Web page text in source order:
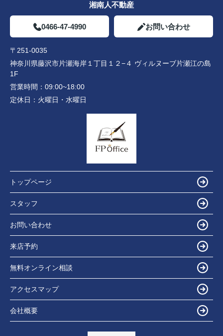
湘南人不動産
0466-47-4990 お問い合わせ
〒251-0035
神奈川県藤沢市片瀬海岸１丁目１２−４ ヴィルヌーブ片瀬江の島
1F
営業時間： 09:00~18:00
定休日： 火曜日・水曜日
トップページ
スタッフ
お問い合わせ
来店予約
無料オンライン相談
アクセスマップ
会社概要